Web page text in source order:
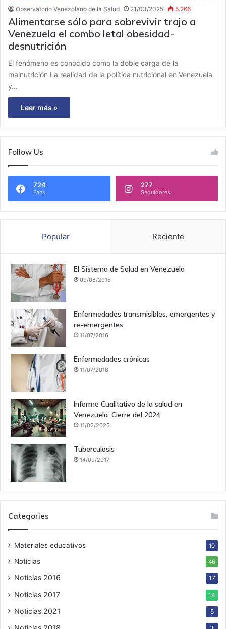
Observatorio Venezolano de la Salud 21/03/2025 5.266
Alimentarse sólo para sobrevivir trajo a
Venezuela el combo letal obesidad-
desnutrición
El fenómeno es conocido como la doble carga de la
malnutrición La realidad de la política nutricional en Venezuela
y…
Leer más »
Follow Us
724
Fans
277
Seguidores
Popular Reciente
El Sistema de Salud en Venezuela
09/08/2016
Enfermedades transmisibles, emergentes y
re-emergentes
11/07/2016
Enfermedades crónicas
11/07/2016
Informe Cualitativo de la salud en
Venezuela: Cierre del 2024
11/02/2025
Tuberculosis
14/09/2017
Categories
Materiales educativos 10
Noticias 46
Noticias 2016 17
Noticias 2017 14
Noticias 2021 5